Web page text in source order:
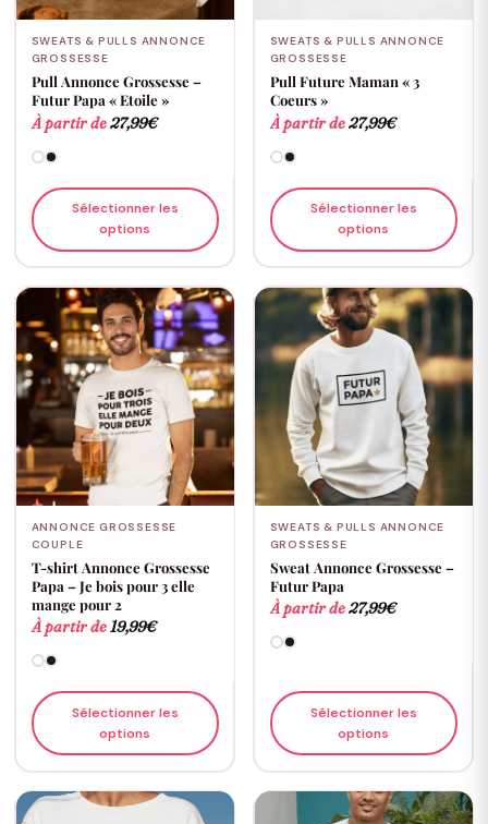
SWEATS & PULLS ANNONCE
GROSSESSE
Pull Annonce Grossesse –
Futur Papa « Etoile »
À partir de27,99€
Sélectionner les
options
SWEATS & PULLS ANNONCE
GROSSESSE
Pull Future Maman « 3
Coeurs »
À partir de27,99€
Sélectionner les
options
ANNONCE GROSSESSE
COUPLE
T-shirt Annonce Grossesse
Papa – Je bois pour 3 elle
mange pour 2
À partir de19,99€
Sélectionner les
options
SWEATS & PULLS ANNONCE
GROSSESSE
Sweat Annonce Grossesse –
Futur Papa
À partir de27,99€
Sélectionner les
options